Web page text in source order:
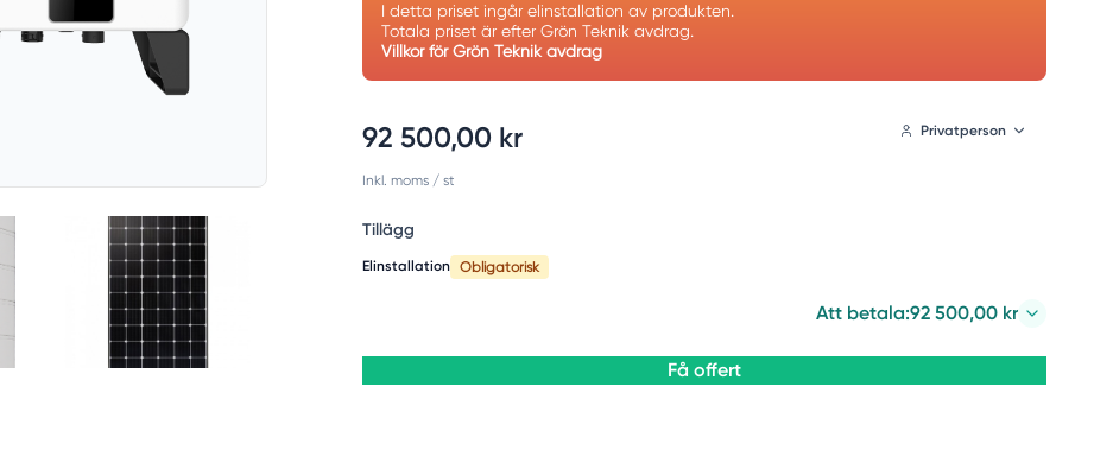
I detta priset ingår elinstallation av produkten.
Totala priset är efter Grön Teknik avdrag.
Villkor för Grön Teknik avdrag
92 500,00 kr Privatperson
Inkl. moms/ st
Tillägg
Elinstallation Obligatorisk
Att betala:92 500,00 kr
Få offert